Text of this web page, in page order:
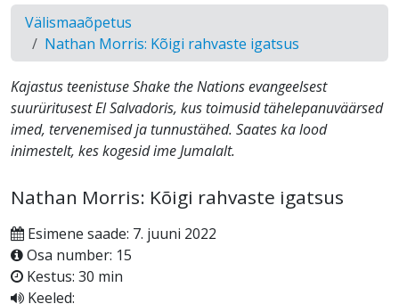
Välismaaõpetus
Nathan Morris: Kõigi rahvaste igatsus
Kajastus teenistuse Shake the Nations evangeelsest
suurüritusest El Salvadoris, kus toimusid tähelepanuväärsed
imed, tervenemised ja tunnustähed. Saates ka lood
inimestelt, kes kogesid ime Jumalalt.
Nathan Morris: Kõigi rahvaste igatsus
Esimene saade: 7. juuni 2022
Osa number: 15
Kestus: 30 min
Keeled: